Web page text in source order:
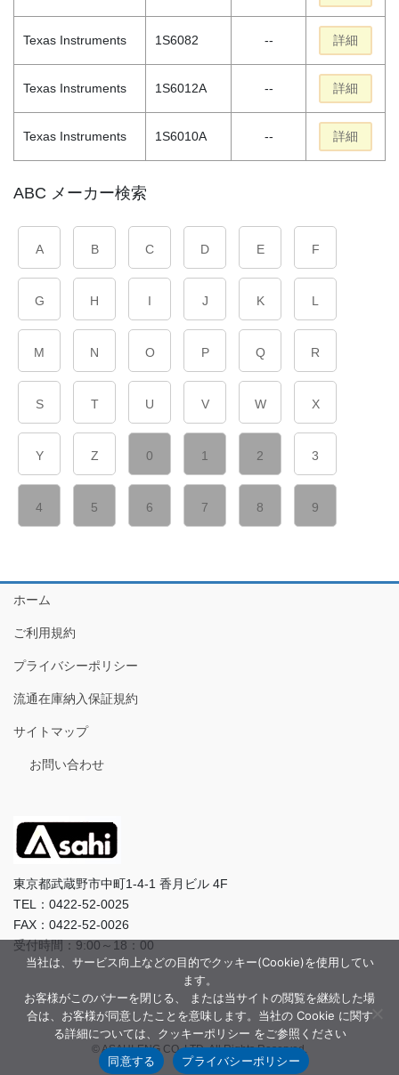
Texas Instruments 1S6082 -- 詳細
Texas Instruments 1S6012A -- 詳細
Texas Instruments 1S6010A -- 詳細
ABC メーカー検索
A B C D E F
G H I J K L
M N O P Q R
S T U V W X
Y Z 0 1 2 3
4 5 6 7 8 9
ホーム
ご利用規約
プライバシーポリシー
流通在庫納入保証規約
サイトマップ
お問い合わせ
東京都武蔵野市中町1-4-1 香月ビル 4F
TEL：0422-52-0025
FAX：0422-52-0026
受付時間：9:00～18：00
© ASAHI-ENG CO.,LTD. All Rights Reserved.
当社は、サービス向上などの目的でクッキー(Cookie)を使用してい
ます。
お客様がこのバナーを閉じる、 または当サイトの閲覧を継続した場
合は、お客様が同意したことを意味します。当社の Cookie に関す
る詳細については、クッキーポリシー をご参照ください
同意する
プライバシーポリシー